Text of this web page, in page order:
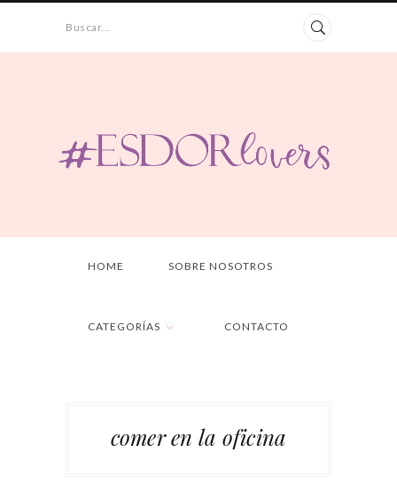
Buscar...
HOME SOBRE NOSOTROS
CATEGORÍAS CONTACTO
comer en la oficina